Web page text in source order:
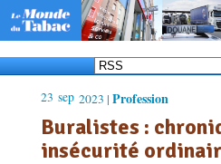
23 sep 2023 | Profession
Buralistes :
insécurité